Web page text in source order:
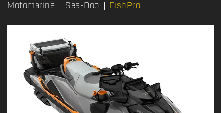
Motomarine Sea-Doo FishPro